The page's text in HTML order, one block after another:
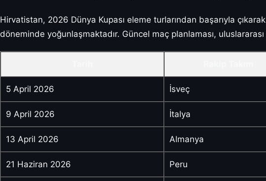
Hirvatistan, 2026 Dünya Kupası eleme turlarından başarıyla
döneminde yoğunlaşmaktadır. Güncel maç planlaması,
5 April 2026 İsveç
9 April 2026 İtalya
13 April 2026 Almanya
21 Haziran 2026 Peru